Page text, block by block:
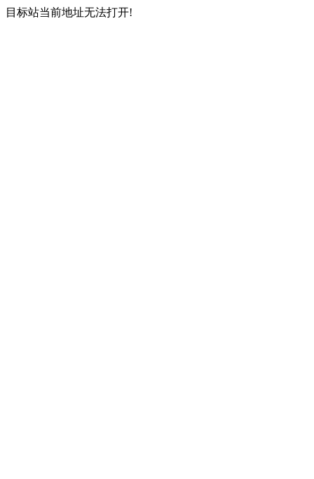
目标站当前地址无法打开!